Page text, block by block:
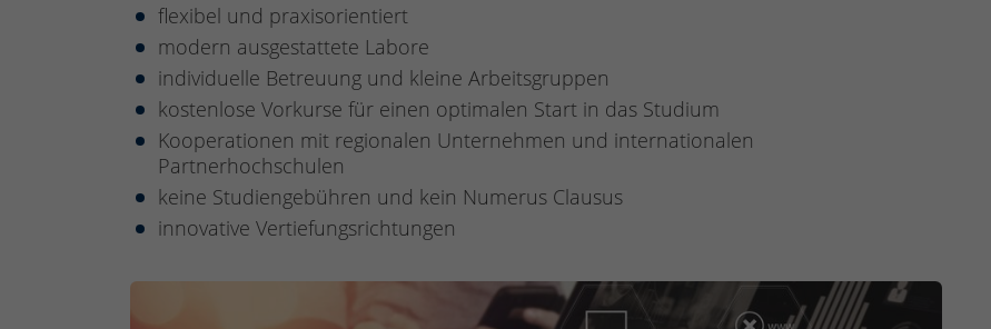
flexibel und praxisorientiert
modern ausgestattete Labore
individuelle Betreuung und kleine Arbeitsgruppen
kostenlose Vorkurse für einen optimalen Start in das Studium
Kooperationen mit regionalen Unternehmen und internationalen
Partnerhochschulen
keine Studiengebühren und kein Numerus Clausus
innovative Vertiefungsrichtungen